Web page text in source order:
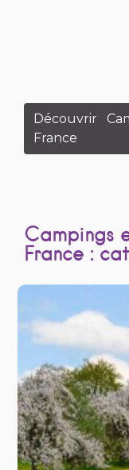
Découvrir
France
Campings
France :